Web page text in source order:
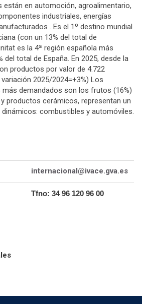
están en automoción, agroalimentario,
industriales, energías
. Es el 1º destino mundial
(con un 13% del total de
es la 4ª región española más
del total de España. En 2025, desde la
productos por valor de 4.722
2025/2024=+3%) Los
demandados son los frutos (16%)
productos cerámicos, representan un
combustibles y automóviles.
internacional@ivace.gva.es
Tfno: 34 96 120 96 00